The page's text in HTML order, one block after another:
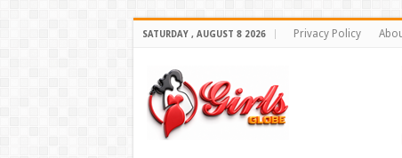
SATURDAY , AUGUST 8 2026 Privacy Policy